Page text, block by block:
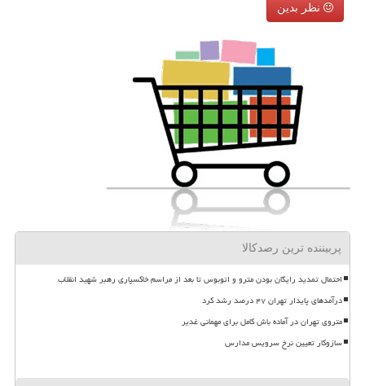
نظر بدین
پربیننده ترین رصدکالا
احتمال تمدید رایگان بودن مترو و اتوبوس تا بعد از مراسم خاکسپاری رهبر شهید انقلاب
درآمدهای پایدار تهران ۴۷ درصد رشد کرد
متروی تهران در آماده باش کامل برای مهمانی غدیر
سازوکار تعیین نرخ سرویس مدارس